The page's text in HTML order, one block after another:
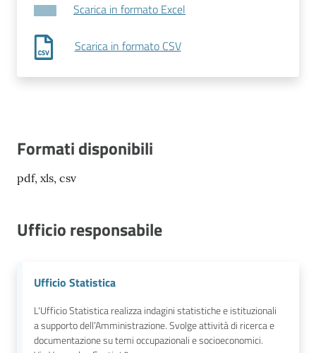
Scarica in formato Excel
Scarica in formato CSV
Formati disponibili
pdf, xls, csv
Ufficio responsabile
Ufficio Statistica
L'Ufficio Statistica realizza indagini statistiche e istituzionali
a supporto dell’Amministrazione. Svolge attività di ricerca e
documentazione su temi occupazionali e socioeconomici.